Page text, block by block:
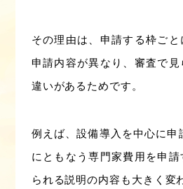
その理由は、申請する枠ご
申請内容が異なり、審査で
違いがあるためです。
例えば、設備導入を中心に申
にともなう専門家費用を申
られる説明の内容も大きく変